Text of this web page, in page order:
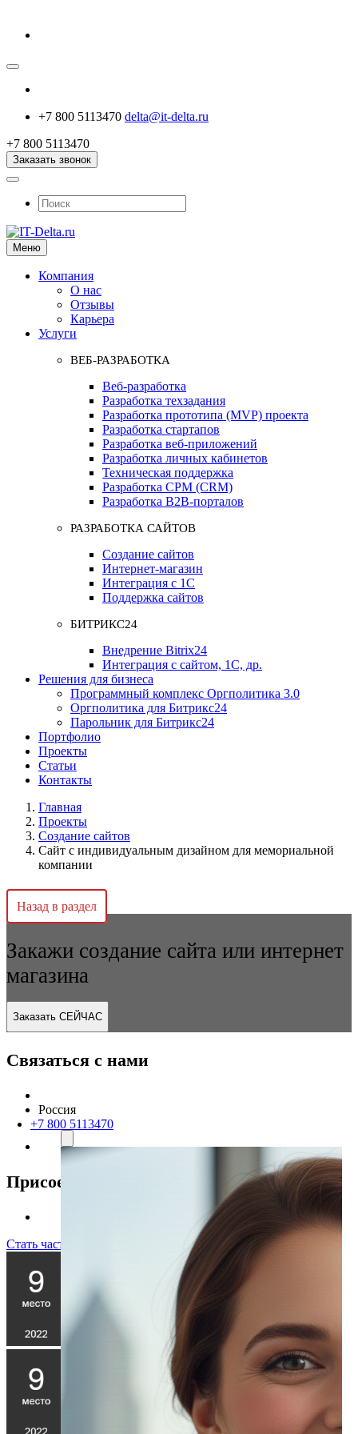
+7 800 5113470 delta@it-delta.ru
+7 800 5113470
Заказать звонок
Меню
Компания
О нас
Отзывы
Карьера
Услуги
ВЕБ-РАЗРАБОТКА
Веб-разработка
Разработка техзадания
Разработка прототипа (MVP) проекта
Разработка стартапов
Разработка веб-приложений
Разработка личных кабинетов
Техническая поддержка
Разработка СРМ (CRM)
Разработка B2B-порталов
РАЗРАБОТКА САЙТОВ
Создание сайтов
Интернет-магазин
Интеграция с 1С
Поддержка сайтов
БИТРИКС24
Внедрение Bitrix24
Интеграция с сайтом, 1С, др.
Решения для бизнеса
Программный комплекс Оргполитика 3.0
Оргполитика для Битрикс24
Парольник для Битрикс24
Портфолио
Проекты
Статьи
Контакты
Главная
Проекты
Создание сайтов
Сайт с индивидуальным дизайном для мемориальной
компании
Назад в раздел
Закажи создание сайта или интернет
магазина
Заказать СЕЙЧАС
Связаться с нами
Россия
+7 800 5113470
Присоединяйтесь к нам
Стать частью команды!